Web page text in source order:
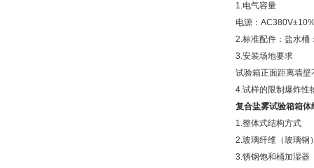
1.电气容量
电源：
2.标准配件：盐水桶
3.安装场地要求
试验箱正面距离墙
4.试样的限制爆炸性
复合盐雾试验箱箱体
1.整体式结构方式
2.玻璃纤维（玻璃钢
3.锈钢饱和桶加湿器